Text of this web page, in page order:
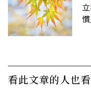
看此文章的人也